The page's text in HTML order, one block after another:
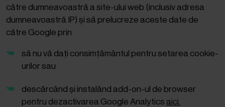
către dumneavoastră a site-ului web (inclusiv adresa
dumneavoastră IP) și să prelucreze aceste date de
către Google prin
să nu vă dați consimțământul pentru setarea cookie-
urilor sau
descărcând și instalând add-on-ul de browser
pentru dezactivarea Google Analytics aici.